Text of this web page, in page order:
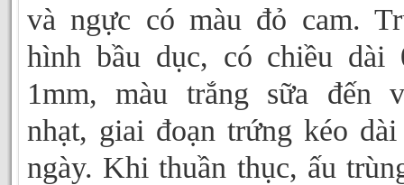
và ngực có màu đỏ cam.
hình bầu dục, có chiều dài
1mm, màu trắng sữa đến
nhạt, giai đoạn trứng kéo
ngày. Khi thuần thục, ấu